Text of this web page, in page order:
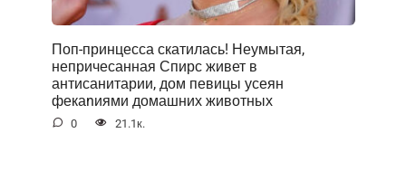
Поп-принцесса скатилась! Неумытая,
непричесанная Спирс живет в
антисанитарии, дом певицы усеян
фекаnиями домашних животных
0 21.1к.